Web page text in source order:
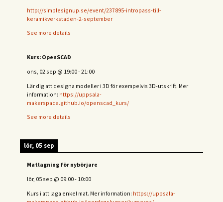
http://simplesignup.se/event/237895-intropass-till-
keramikverkstaden-2-september
See more details
Kurs: OpenSCAD
ons, 02 sep @ 19:00-21:00
Lär dig att designa modeller i 3D för exempelvis 3D-utskrift. Mer
information: https://uppsala-
makerspace.github.io/openscad_kurs/
See more details
lör, 05 sep
Matlagning för nybörjare
lör, 05 sep @ 09:00- 10:00
Kurs i att laga enkel mat. Mer information: https://uppsala-